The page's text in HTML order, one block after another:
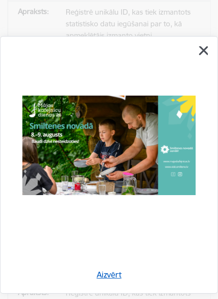
Aizvērt
Reģistrē unikālu ID, kas tiek izmantots
statistisko datu iegūšanai par to, kā
apmeklētājs izmanto vietni.
Statistikas sīkdatnes (nepieciešamas, lai
uzlabotu vietnes darbību un
pakalpojumus)
Izmanto Google Analytics, lai samazinātu
pieprasījuma līmeni.
1 minūte
pakalpojumus)
Reģistrē unikālu ID, kas tiek izmantots